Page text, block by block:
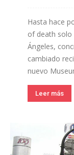
Hasta hace
of death solo
Ángeles,
cambiado
nuevo
Leer más